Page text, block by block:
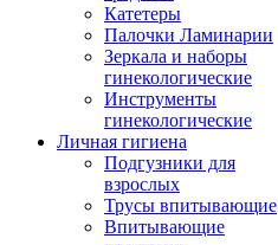
Катетеры
Палочки Ламинарии
Зеркала и наборы
гинекологические
Инструменты
гинекологические
Личная гигиена
Подгузники для
взрослых
Трусы впитывающие
Впитывающие